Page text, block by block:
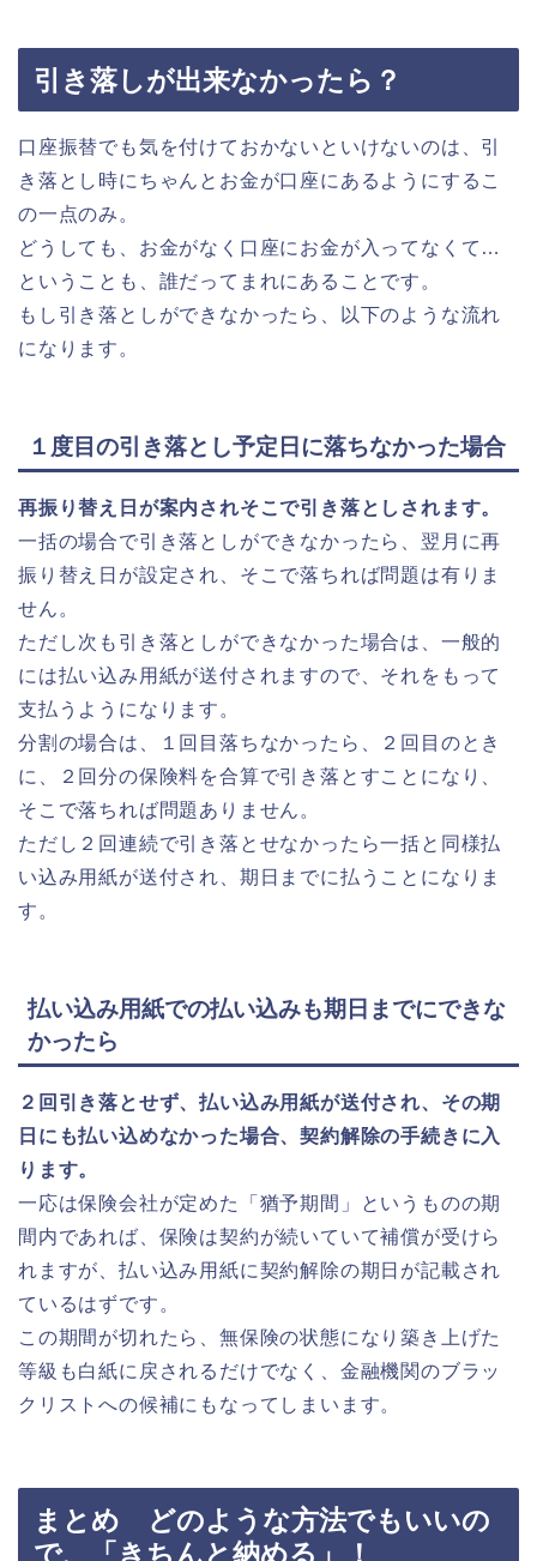
引き落しが出来なかったら？
口座振替でも気を付けておかないといけないのは、引
き落とし時にちゃんとお金が口座にあるようにするこ
の一点のみ。
どうしても、お金がなく口座にお金が入ってなくて…
ということも、誰だってまれにあることです。
もし引き落としができなかったら、以下のような流れ
になります。
１度目の引き落とし予定日に落ちなかった場合
再振り替え日が案内されそこで引き落としされます。
一括の場合で引き落としができなかったら、翌月に再
振り替え日が設定され、そこで落ちれば問題は有りま
せん。
ただし次も引き落としができなかった場合は、一般的
には払い込み用紙が送付されますので、それをもって
支払うようになります。
分割の場合は、１回目落ちなかったら、２回目のとき
に、２回分の保険料を合算で引き落とすことになり、
そこで落ちれば問題ありません。
ただし２回連続で引き落とせなかったら一括と同様払
い込み用紙が送付され、期日までに払うことになりま
す。
払い込み用紙での払い込みも期日までにできな
かったら
２回引き落とせず、払い込み用紙が送付され、その期
日にも払い込めなかった場合、契約解除の手続きに入
ります。
一応は保険会社が定めた「猶予期間」というものの期
間内であれば、保険は契約が続いていて補償が受けら
れますが、払い込み用紙に契約解除の期日が記載され
ているはずです。
この期間が切れたら、無保険の状態になり築き上げた
等級も白紙に戻されるだけでなく、金融機関のブラッ
クリストへの候補にもなってしまいます。
まとめ どのような方法でもいいの
で、「きちんと納める」！